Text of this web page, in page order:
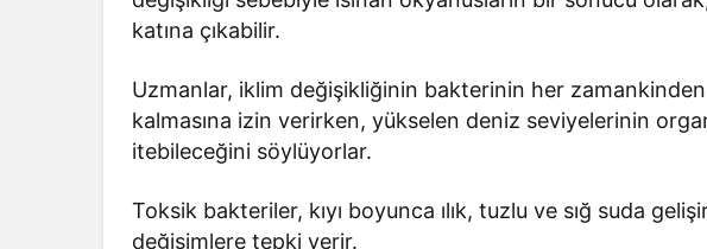
katına çıkabilir.
Uzmanlar, iklim değişikliğinin bakterinin her
kalmasına izin verirken, yükselen deniz seviyelerinin
itebileceğini söylüyorlar.
Toksik bakteriler, kıyı boyunca ılık, tuzlu ve sığ suda
değişimlere tepki verir.